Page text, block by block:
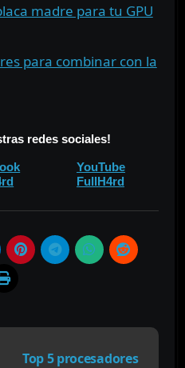
madre para tu GPU
para combinar con la
redes sociales!
YouTube
FullH4rd
Top 5 procesadores